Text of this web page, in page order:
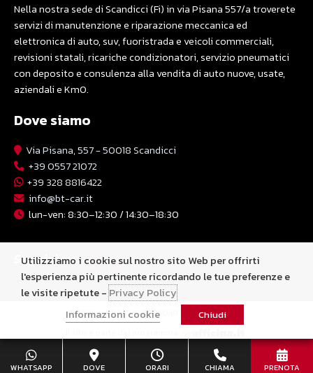
Nella nostra sede di Scandicci (Fi) in via Pisana 557/a troverete
servizi di manutenzione e riparazione meccanica ed
elettronica di auto, suv, fuoristrada e veicoli commerciali,
revisioni statali, ricariche condizionatori, servizio pneumatici
con deposito e consulenza alla vendita di auto nuove, usate,
aziendali e Km0.
Dove siamo
Via Pisana, 557 - 50018 Scandicci
+39 0557 21072
+39 328 8816422
info@bt-car.it
lun-ven: 8:30–12:30 / 14:30–18:30
Seguici su
© 2026 - P.IVA 05580370483 -
Privacy Policy
WHATSAPP DOVE ORARI CHIAMA PRENOTA
Utilizziamo i cookie sul nostro sito Web per offrirti
l'esperienza più pertinente ricordando le tue preferenze e
le visite ripetute -Privacy Policy
Informazioni cookie
Chiudi